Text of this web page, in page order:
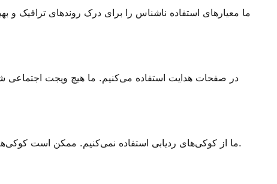
ما معیارهای استفاده ناشناس را برای درک روندهای ترافیک
ما از کوکی‌های ردیابی استفاده نمی‌کنیم. ممکن است کوکی‌های موقت برای بهبود عملکرد سایت (مانند به خاطر سپردن زبان شما) استفاده شوند، اما آنها حاوی هیچ شناسه شخصی یا پایدار نیستند.